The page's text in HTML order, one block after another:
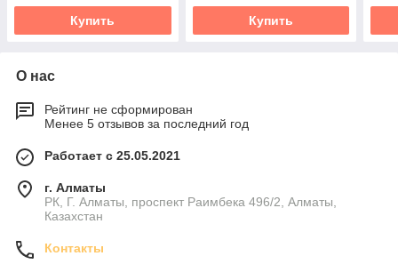
Купить Купить
О нас
Рейтинг не сформирован
Менее 5 отзывов за последний год
Работает с 25.05.2021
г. Алматы
РК, Г. Алматы, проспект Раимбека 496/2, Алматы,
Казахстан
Контакты